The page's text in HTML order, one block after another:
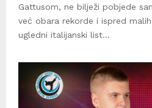
Gattusom, ne bilježi pobjede
već obara rekorde i ispred
ugledni italijanski list...